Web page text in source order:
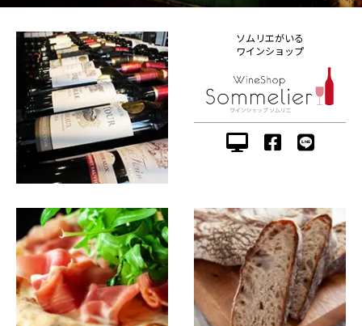
ソムリエがいる
ワインショップ